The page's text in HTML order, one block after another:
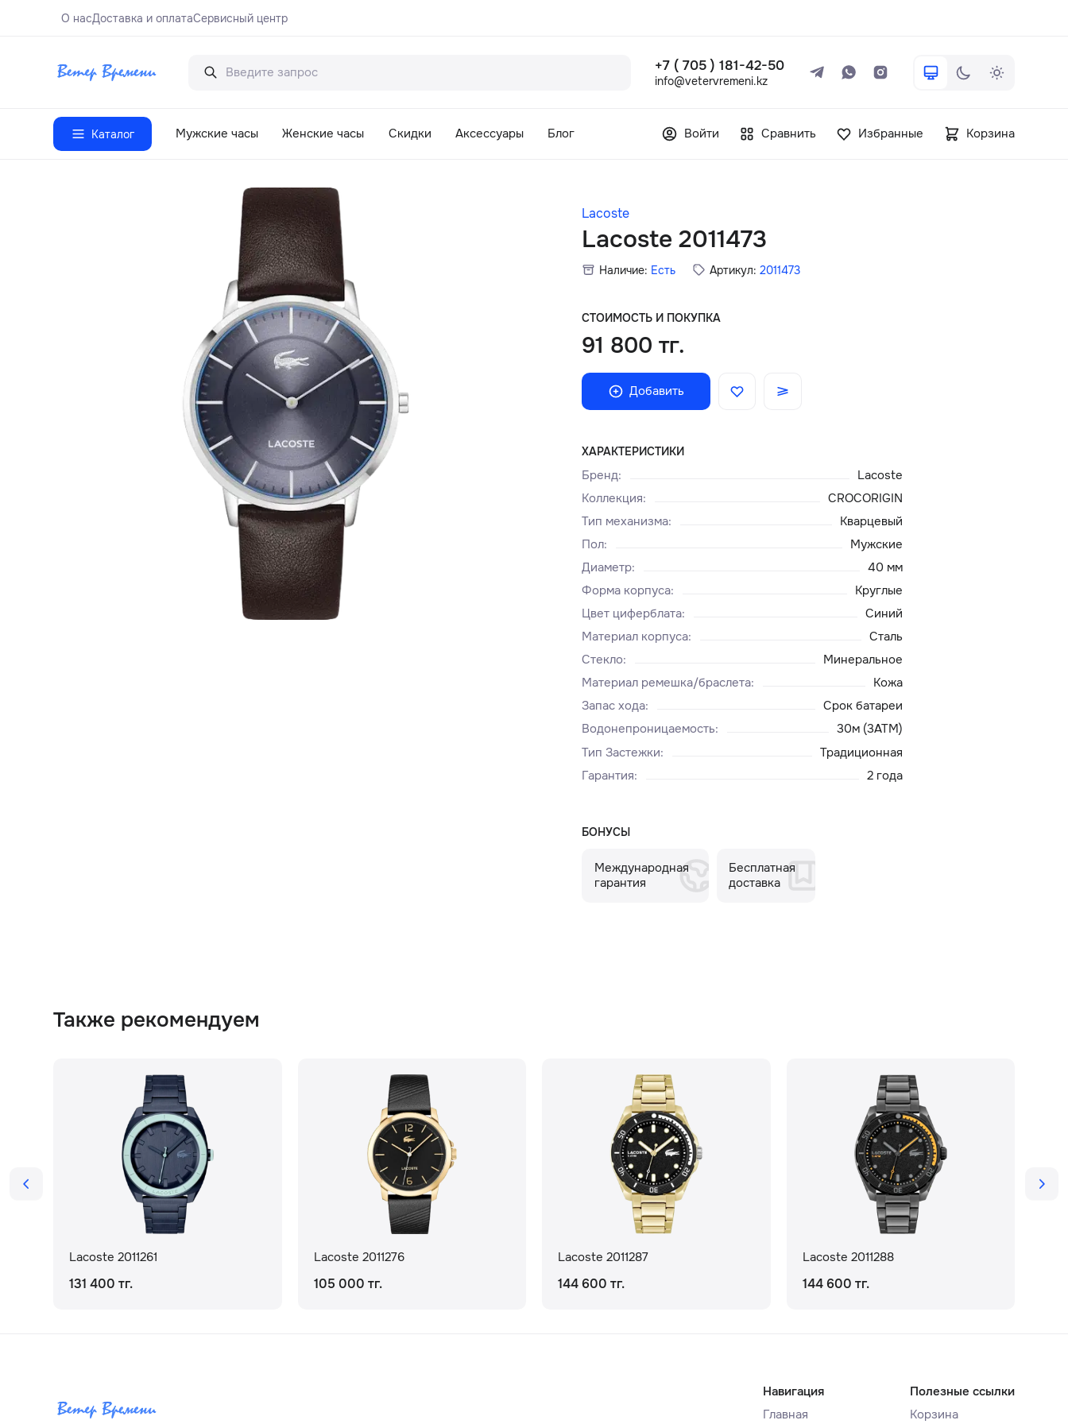
О насДоставка и оплатаСервисный центр
+7 ( 705 ) 181-42-50
info@vetervremeni.kz
Каталог Мужские часы Женские часы Скидки Аксессуары Блог Войти Сравнить Избранные Корзина
Lacoste
Lacoste 2011473
Наличие: Есть Артикул: 2011473
СТОИМОСТЬ И ПОКУПКА
91 800 тг.
Добавить
ХАРАКТЕРИСТИКИ
Бренд:
Lacoste
Коллекция:
CROCORIGIN
Тип механизма:
Кварцевый
Пол:
Мужские
Диаметр:
40 мм
Форма корпуса:
Круглые
Цвет циферблата:
Синий
Материал корпуса:
Сталь
Стекло:
Минеральное
Материал ремешка/браслета:
Кожа
Запас хода:
Срок батареи
Водонепроницаемость:
30м (3ATM)
Тип Застежки:
Традиционная
Гарантия: 2 года
БОНУСЫ
Международная
гарантия
Бесплатная
доставка
Также рекомендуем
Lacoste 2011261
131 400 тг.
Lacoste 2011276
105 000 тг.
Lacoste 2011287
144 600 тг.
Lacoste 2011288
144 600 тг.
Навигация
Главная
Полезные ссылки
Корзина
+7 ( 705 ) 181-42-50
Главная
Доставка и оплата
Сервисный центр